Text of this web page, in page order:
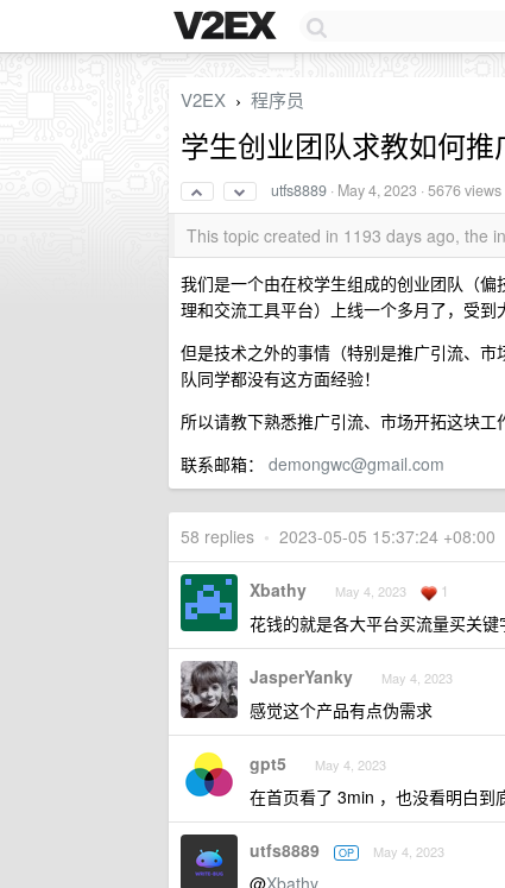
V2EX › 程序员
学生创业团队求教如何推
utfs8889 · May 4, 2023 · 5676 views
This topic created in 1193 days ago, the
我们是一个由在校学生组成的创业团队（偏
理和交流工具平台）上线一个多月了，受到
但是技术之外的事情（特别是推广引流、
队同学都没有这方面经验！
所以请教下熟悉推广引流、市场开拓这块工
联系邮箱： demongwc@gmail.com
58 replies • 2023-05-05 15:37:24 +08:00
Xbathy May 4, 2023 1
花钱的就是各大平台买流量买关
JasperYanky May 4, 2023
感觉这个产品有点伪需求
gpt5 May 4, 2023
在首页看了 3min ，也没看明白到
utfs8889 OP May 4, 2023
@Xbathy